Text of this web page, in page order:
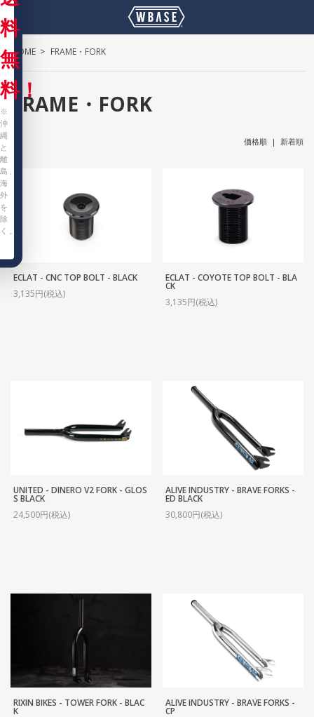
料
無
料！
※
沖
縄
と
離
島、
海
外
を
除
く。
HOME > FRAME・FORK
FRAME・FORK
価格順 | 新着順
ECLAT - CNC TOP BOLT - BLACK
3,135円(税込)
ECLAT - COYOTE TOP BOLT - BLA
CK
3,135円(税込)
UNITED - DINERO V2 FORK - GLOS
S BLACK
24,500円(税込)
ALIVE INDUSTRY - BRAVE FORKS -
ED BLACK
30,800円(税込)
RIXIN BIKES - TOWER FORK - BLAC
K
ALIVE INDUSTRY - BRAVE FORKS -
CP